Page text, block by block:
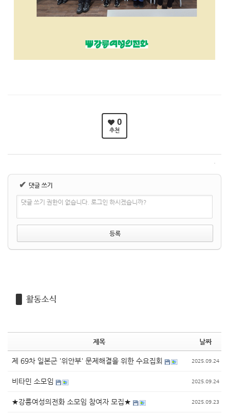
0
추천
✔ 댓글 쓰기
댓글 쓰기 권한이 없습니다. 로그인 하시겠습니까?
활동소식
제목 날짜
제 69차 일본군 '위안부' 문제해결을 위한 수요집회 2025.09.24
비타민 소모임 2025.09.24
★강릉여성의전화 소모임 참여자 모집★ 2025.09.23